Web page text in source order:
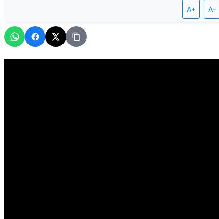
A+ A-